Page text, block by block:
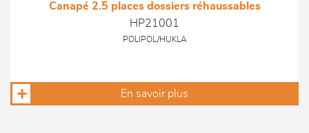
Canapé 2.5 places dossiers réhaussables
HP21001
POLIPOL/HUKLA
En savoir plus